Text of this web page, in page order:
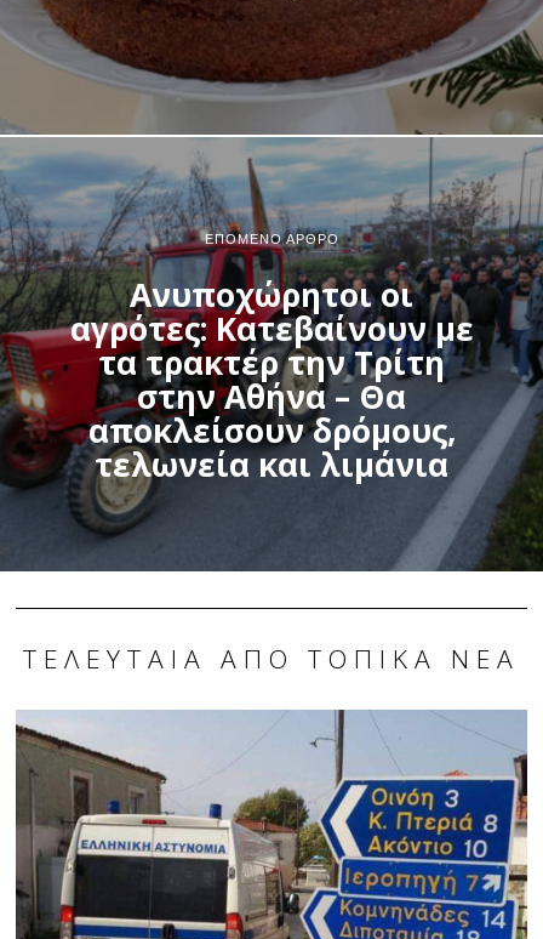
ΕΠΌΜΕΝΟ ΆΡΘΡΟ
Ανυποχώρητοι οι
αγρότες: Κατεβαίνουν με
τα τρακτέρ την Tρίτη
στην Αθήνα – Θα
αποκλείσουν δρόμους,
τελωνεία και λιμάνια
ΤΕΛΕΥΤΑΊΑ ΑΠΌ ΤΟΠΙΚΆ ΝΈΑ